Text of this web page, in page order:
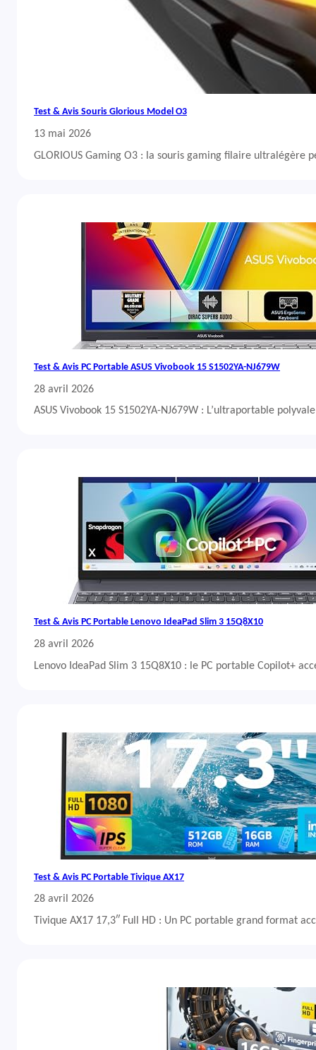
Test & Avis Souris Glorious Model O3
13 mai 2026
GLORIOUS Gaming O3 : la souris gaming filaire ultralégère
Test & Avis PC Portable ASUS Vivobook 15 S1502YA-NJ679W
28 avril 2026
ASUS Vivobook 15 S1502YA-NJ679W : L’ultraportable
Test & Avis PC Portable Lenovo IdeaPad Slim 3 15Q8X10
28 avril 2026
Lenovo IdeaPad Slim 3 15Q8X10 : le PC portable Copilot+
Test & Avis PC Portable Tivique AX17
28 avril 2026
Tivique AX17 17,3″ Full HD : Un PC portable grand format